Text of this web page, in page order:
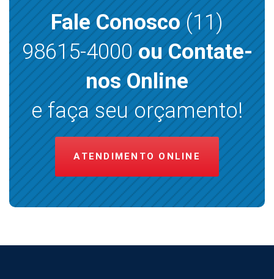
Fale Conosco(11)
98615-4000ou Contate-
nos Online
e faça seu orçamento!
ATENDIMENTO ONLINE